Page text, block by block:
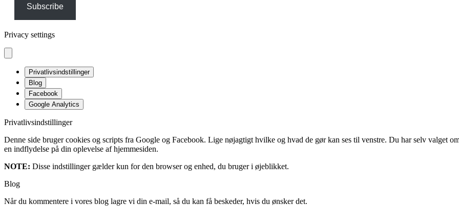
Subscribe
Privacy settings
Privatlivsindstillinger
Blog
Facebook
Google Analytics
Privatlivsindstillinger
Denne side bruger cookies og scripts fra Google og Facebook. Lige nøjagtigt hvilke og hvad de gør kan ses til venstre. Du har selv valget
en indflydelse på din oplevelse af hjemmesiden.
NOTE: Disse indstillinger gælder kun for den browser og enhed, du bruger i øjeblikket.
Blog
Når du kommentere i vores blog lagre vi din e-mail, så du kan få beskeder, hvis du ønsker det.